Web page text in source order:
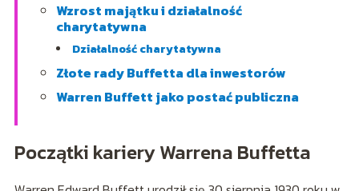
Wzrost majątku i działalność
charytatywna
Działalność charytatywna
Złote rady Buffetta dla inwestorów
Warren Buffett jako postać publiczna
Początki kariery Warrena Buffetta